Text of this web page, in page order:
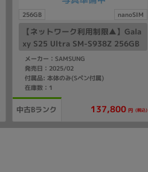
256GB nanoSIM
【ネットワーク利用制限▲】Gala
xy S25 Ultra SM-S938Z 256GB
チタニウムシルバーブルー【Soft
Bank版 SIMフリー】
メーカー：SAMSUNG
発売日：2025/02
付属品: 本体のみ(Sペン付属)
在庫数：1
中古Bランク 137,800 円 (税込)